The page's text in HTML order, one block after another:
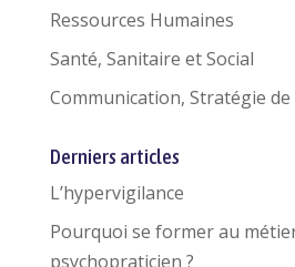
Ressources Humaines
Santé, Sanitaire et Social
Communication, Stratégie
Derniers articles
L’hypervigilance
Pourquoi se former au
psychopraticien ?